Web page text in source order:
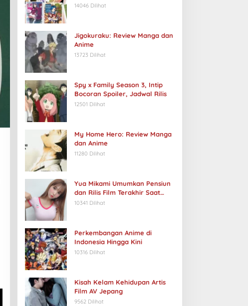
14046 Dilihat
Jigokuraku: Review Manga dan
Anime
13723 Dilihat
Spy x Family Season 3, Intip
Bocoran Spoiler, Jadwal Rilis
12501 Dilihat
My Home Hero: Review Manga
dan Anime
11280 Dilihat
Yua Mikami Umumkan Pensiun
dan Rilis Film Terakhir Saat
Ulang Tahun
10341 Dilihat
Perkembangan Anime di
Indonesia Hingga Kini
10316 Dilihat
Kisah Kelam Kehidupan Artis
Film AV Jepang
9562 Dilihat